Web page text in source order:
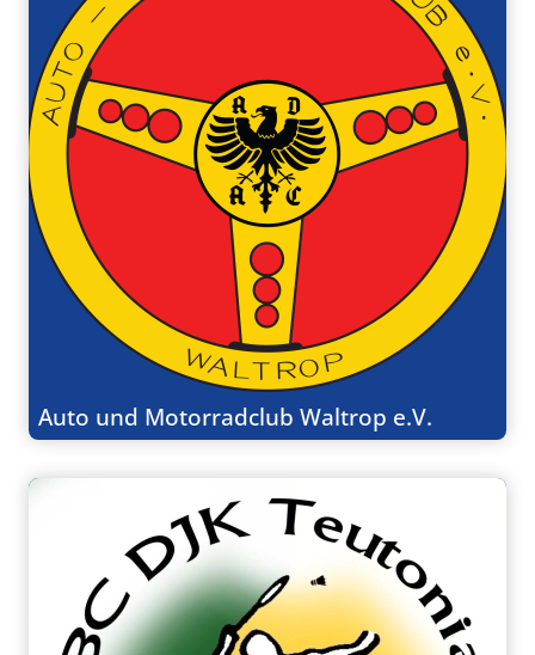
Auto und Motorradclub Waltrop e.V.